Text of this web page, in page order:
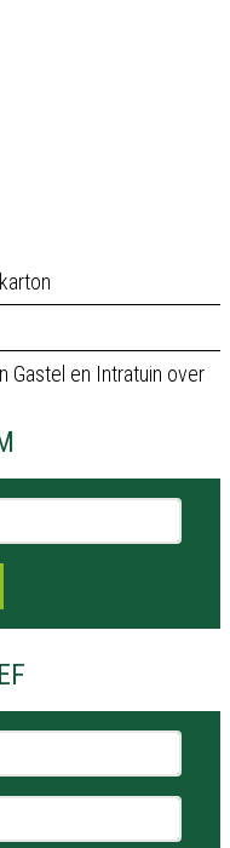
Gastel en Intratuin over